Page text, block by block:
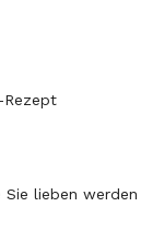
Rezept
Sie lieben werden